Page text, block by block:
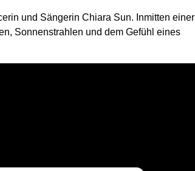
und Sängerin Chiara Sun. Inmitten einer
Sonnenstrahlen und dem Gefühl eines